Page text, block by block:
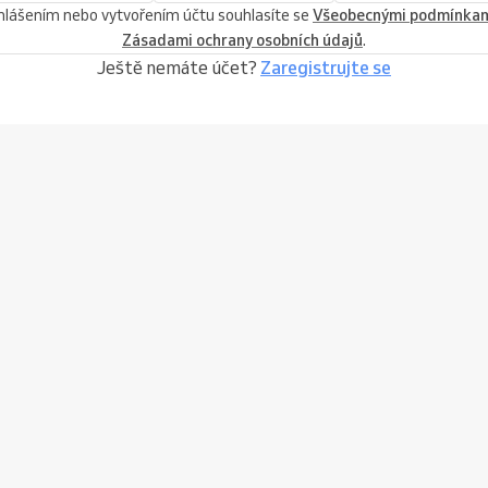
nebo vytvořením účtu souhlasíte se Všeobecnými
Zásadami ochrany osobních údajů.
Ještě nemáte účet? Zaregistrujte se